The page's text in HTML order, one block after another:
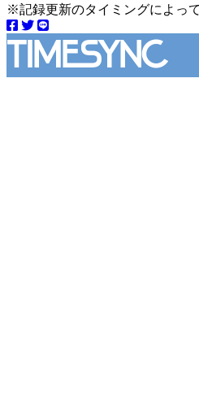
※記録更新のタイミングによっ